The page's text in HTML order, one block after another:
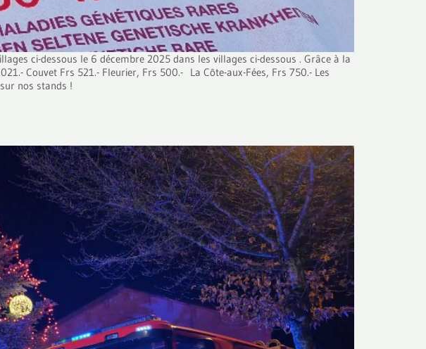
ci-dessous le 6 décembre 2025 dans les villages ci-dessous . Grâce à la
Couvet Frs 521.- Fleurier, Frs 500.- La Côte-aux-Fées, Frs 750.- Les
nos stands !